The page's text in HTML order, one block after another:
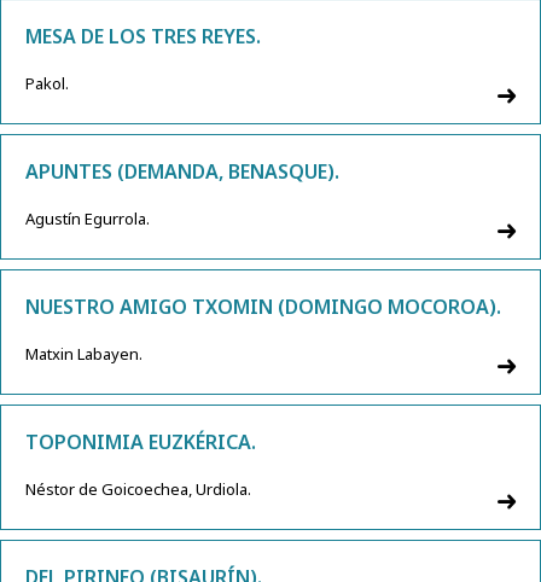
MESA DE LOS TRES REYES.
Pakol.
APUNTES (DEMANDA, BENASQUE).
Agustín Egurrola.
NUESTRO AMIGO TXOMIN (DOMINGO MOCOROA).
Matxin Labayen.
TOPONIMIA EUZKÉRICA.
Néstor de Goicoechea, Urdiola.